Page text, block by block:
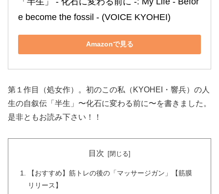
e become the fossil ‐ (VOICE KYOHEI)
Amazonで見る
第１作目（処女作）。初のこの私（KYOHEI・響兵）の人
生の自叙伝「半生」〜化石に変わる前に〜を書きました。
是非ともお読み下さい！！
目次
【おすすめ】筋トレの後の「マッサージガン」【筋膜
リリース】